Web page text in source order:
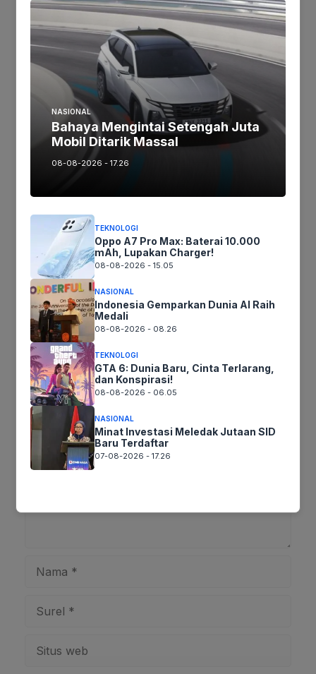
Manager vivo Indonesia.
vivo X Fold5 tersedia dalam warna Titanium Gray
dan Feather White, dengan harga Rp24.999.000
untuk varian 16GB RAM + 512GB ROM. Dapatkan
di lenterapos.com dan toko resmi vivo di seluruh
Indonesia.
Artikel maupun foto SilahkanLaporkan!
Terima Kasih
Tags:
Ikuti kami :
Tinggalkan komentar
Komentar
NASIONAL
Bahaya Mengintai Setengah Juta
Mobil Ditarik Massal
08-08-2026 - 17.26
TEKNOLOGI
Oppo A7 Pro Max: Baterai 10.000
mAh, Lupakan Charger!
08-08-2026 - 15.05
NASIONAL
Indonesia Gemparkan Dunia AI Raih
Medali
08-08-2026 - 08.26
TEKNOLOGI
GTA 6: Dunia Baru, Cinta Terlarang,
dan Konspirasi!
08-08-2026 - 06.05
NASIONAL
Minat Investasi Meledak Jutaan SID
Baru Terdaftar
07-08-2026 - 17.26